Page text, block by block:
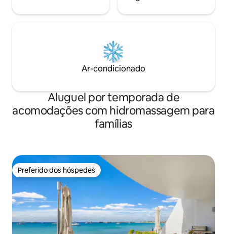
Ar-condicionado
Aluguel por temporada de
acomodações com hidromassagem para
famílias
Preferido dos hóspedes
Preferido dos hóspedes